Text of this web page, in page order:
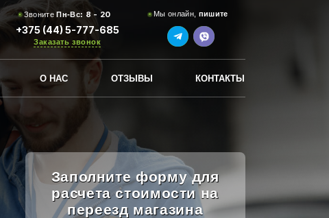
ЗвонитеПн-Вс: 8 - 20
+375 (44) 5-777-685
Заказать звонок
Мы онлайн, пишите
О НАС ОТЗЫВЫ КОНТАКТЫ
Заполните форму для
расчета стоимости на
переезд магазина